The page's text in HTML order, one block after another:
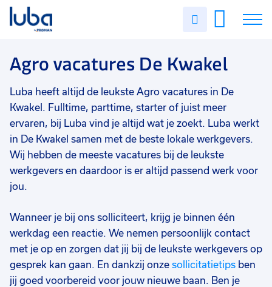
Uren
Vacatures
Over ons
Voor werkgevers
Contact
Agro vacatures De Kwakel
Luba heeft altijd de leukste Agro vacatures in De
Kwakel. Fulltime, parttime, starter of juist meer
ervaren, bij Luba vind je altijd wat je zoekt. Luba werkt
in De Kwakel samen met de beste lokale werkgevers.
Wij hebben de meeste vacatures bij de leukste
werkgevers en daardoor is er altijd passend werk voor
jou.
Wanneer je bij ons solliciteert, krijg je binnen één
werkdag een reactie. We nemen persoonlijk contact
met je op en zorgen dat jij bij de leukste werkgevers op
gesprek kan gaan. En dankzij onze sollicitatietips ben
jij goed voorbereid voor jouw nieuwe baan. Ben je
Filter vacatures
Vakgebied 0
Agro 2
Opleidingsniveau
Mbo
Soort contract 0
Uitzicht op vast 2
Tijdelijk 2
Uren per week 0
9 - 16 uur 2